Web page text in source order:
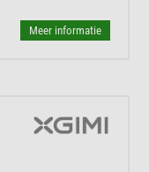
Meer informatie